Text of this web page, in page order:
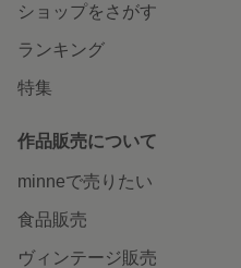
ショップをさがす
ランキング
特集
作品販売について
minneで売りたい
食品販売
ヴィンテージ販売